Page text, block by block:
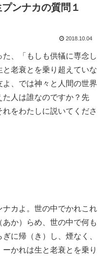
ンナカの質問１
2018.10.04
、「もしも供犠に専念し
老衰とを乗り超えていな
、では神々と人間の世界
人は誰なのですか？先
をわたしに説いてくださ
カよ。世の中でかれこれ
あか）らめ、世の中で何も
に帰（き）し、煙なく、
かれは生と老衰とを乗り